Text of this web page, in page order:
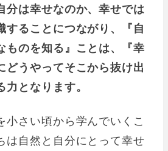
分は幸せなのか、幸せでは
することにつながり、『自
ものを知る』ことは、『幸
どうやってそこから抜け出
となります。
小さい頃から学んでいくこ
は自然と自分にとって幸せ